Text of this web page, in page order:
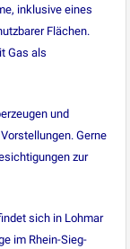
inklusive eines
Flächen.
Gas als
und
Gerne
zur
sich in Lohmar
im Rhein-Sieg-